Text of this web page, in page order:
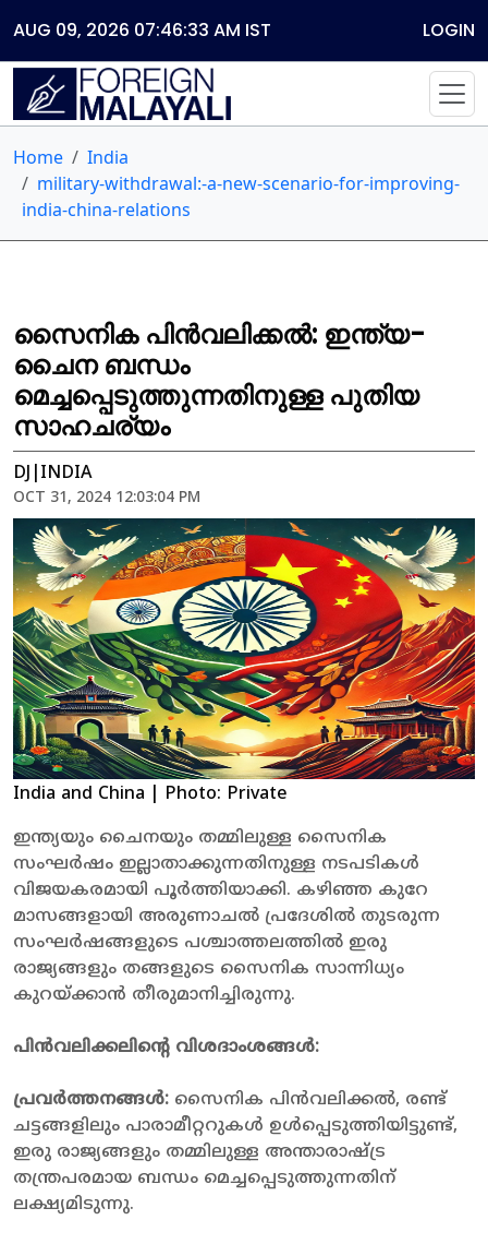
AUG 09, 2026 07:46:33 AM IST LOGIN
Home
India
military-withdrawal:-a-new-scenario-for-improving-
india-china-relations
സൈനിക പിൻവലിക്കൽ: ഇന്ത്യ-
ചൈന ബന്ധം
മെച്ചപ്പെടുത്തുന്നതിനുള്ള പുതിയ
സാഹചര്യം
DJ|INDIA
OCT 31, 2024 12:03:04 PM
India and China
| Photo: Private
ഇന്ത്യയും ചൈനയും തമ്മിലുള്ള സൈനിക
സംഘർഷം ഇല്ലാതാക്കുന്നതിനുള്ള നടപടികൾ
വിജയകരമായി പൂർത്തിയാക്കി. കഴിഞ്ഞ കുറേ
മാസങ്ങളായി അരുണാചൽ പ്രദേശിൽ തുടരുന്ന
സംഘർഷങ്ങളുടെ പശ്ചാത്തലത്തിൽ ഇരു
രാജ്യങ്ങളും തങ്ങളുടെ സൈനിക സാന്നിധ്യം
കുറയ്ക്കാൻ തീരുമാനിച്ചിരുന്നു.
പിൻവലിക്കലിൻ്റെ വിശദാംശങ്ങൾ:
പ്രവർത്തനങ്ങൾ: സൈനിക പിൻവലിക്കൽ, രണ്ട്
ചട്ടങ്ങളിലും പാരാമീറ്ററുകൾ ഉൾപ്പെടുത്തിയിട്ടുണ്ട്,
ഇരു രാജ്യങ്ങളും തമ്മിലുള്ള അന്താരാഷ്ട്ര
തന്ത്രപരമായ ബന്ധം മെച്ചപ്പെടുത്തുന്നതിന്
ലക്ഷ്യമിടുന്നു.